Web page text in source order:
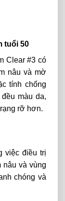
tuổi 50
Clear #3 có
nâu và mờ
tính chống
màu da,
rỡ hơn.
việc điều trị
nâu và vùng
chóng và